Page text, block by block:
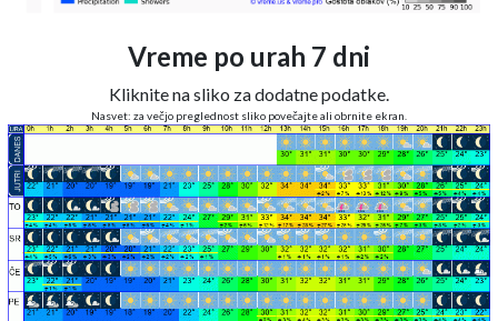
Vreme po urah 7 dni
Kliknite na sliko za dodatne podatke.
Nasvet: za večjo preglednost sliko povečajte ali obrnite ekran.